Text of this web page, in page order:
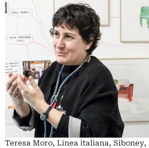
Teresa Moro, Linea italiana,